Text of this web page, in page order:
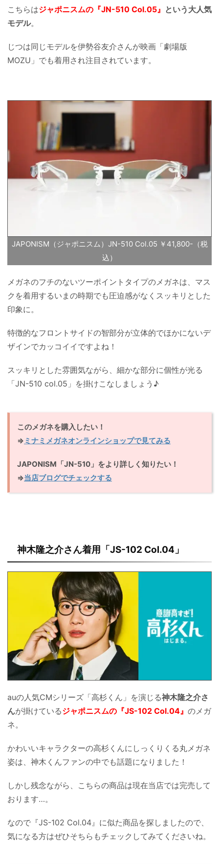
こちらはジャポニスムの『JN-510 Col.05』 という大人気
モデル。
じつは同じモデルを伊勢谷友介さんが映画「劇場版
MOZU」でも着用され注目されています。
JAPONISM（ジャポニスム）JN-510 Col.05 ￥41,800-（税
込）
メガネのフチのないツーポイントタイプのメガネは、マス
クを着用するいまの時期でも圧迫感がなくスッキリとした
印象に。
特徴的なフロントサイドの智部分が立体的でほかにないデ
ザインでカッコイイですよね！
スッキリとした雰囲気ながら、細かな部分に個性が光る
「JN-510 col.05」を掛けこなしましょう♪
このメガネを購入したい！
⇒ ミナミメガネオンラインショップで見てみる
JAPONISM「JN-510」をより詳しく知りたい！
⇒当店ブログでチェックする
神木隆之介さん着用「JS-102 Col.04」
auの人気CMシリーズ「高杉くん」を演じる神木隆之介さ
んが掛けているジャポニスムの『JS-102 Col.04』 のメガ
ネ。
かわいいキャラクターの高杉くんにしっくりくる丸メガネ
姿は、神木くんファンの中でも話題になりました！
しかし残念ながら、こちらの商品は現在当店では完売して
おります…。
なので『JS-102 Col.04』に似た商品を探しましたので、
気になる方はぜひそちらもチェックしてみてくださいね。